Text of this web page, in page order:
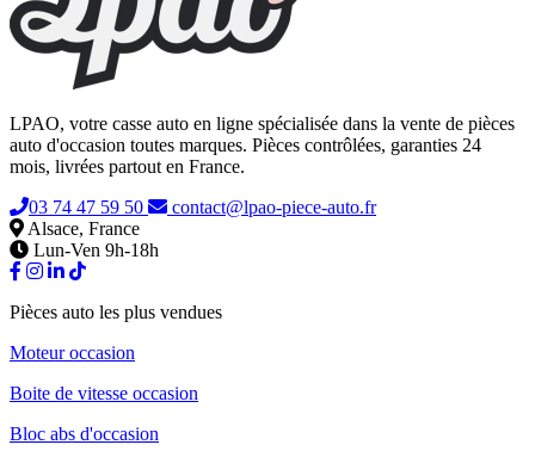
LPAO, votre casse auto en ligne spécialisée dans la vente de pièces
auto d'occasion toutes marques. Pièces contrôlées, garanties 24
mois, livrées partout en France.
03 74 47 59 50
contact@lpao-piece-auto.fr
Alsace, France
Lun-Ven 9h-18h
Pièces auto les plus vendues
Moteur occasion
Boite de vitesse occasion
Bloc abs d'occasion